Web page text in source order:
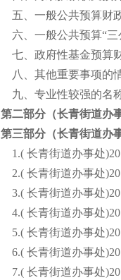
五、一般公共预算财
六、一般公共预算“三
七、政府性基金预算
八、其他重要事项的
九、专业性较强的名
第二部分（长青街道办
第三部分（长青街道办
1.( 长青街道办事处
2.( 长青街道办事处
3.( 长青街道办事处
4.( 长青街道办事处
5.( 长青街道办事处
6.( 长青街道办事处
7.( 长青街道办事处